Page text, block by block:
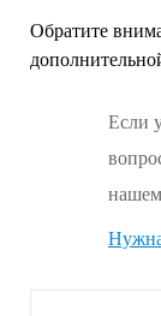
Обратите
Если
Нужна